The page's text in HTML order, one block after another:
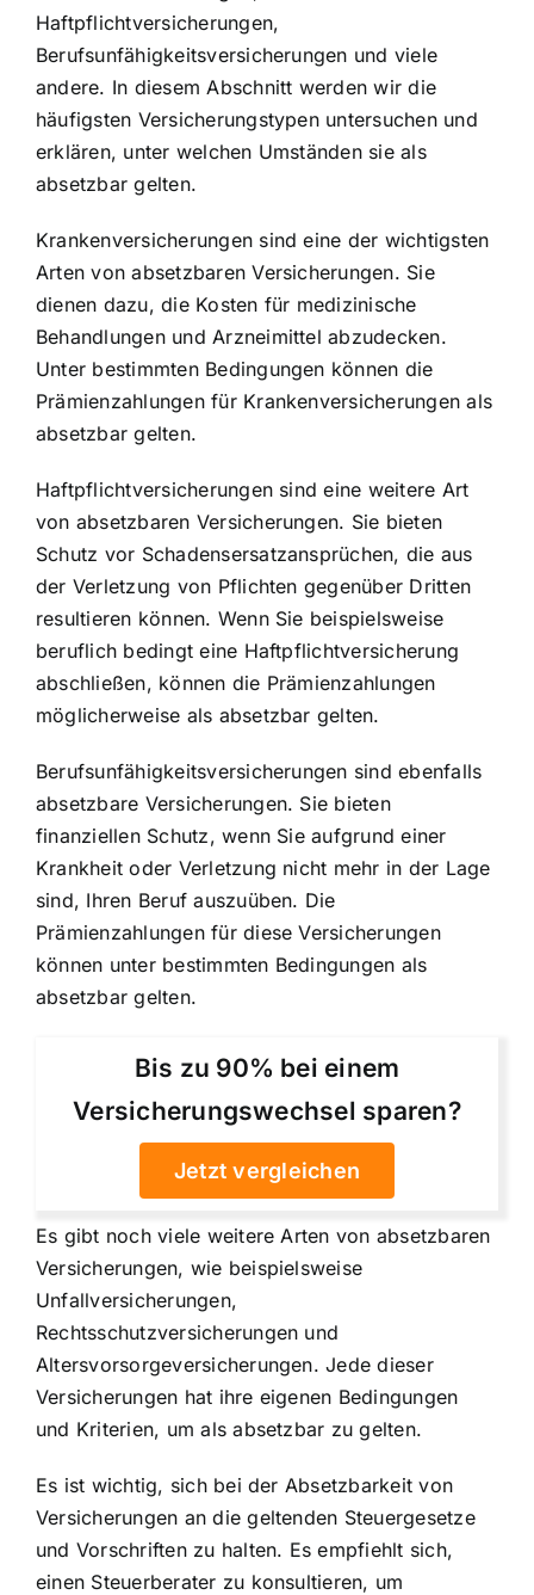
Haftpflichtversicherungen,
Berufsunfähigkeitsversicherungen und viele
andere. In diesem Abschnitt werden wir die
häufigsten Versicherungstypen untersuchen und
erklären, unter welchen Umständen sie als
absetzbar gelten.
Krankenversicherungen sind eine der wichtigsten
Arten von absetzbaren Versicherungen. Sie
dienen dazu, die Kosten für medizinische
Behandlungen und Arzneimittel abzudecken.
Unter bestimmten Bedingungen können die
Prämienzahlungen für Krankenversicherungen als
absetzbar gelten.
Haftpflichtversicherungen sind eine weitere Art
von absetzbaren Versicherungen. Sie bieten
Schutz vor Schadensersatzansprüchen, die aus
der Verletzung von Pflichten gegenüber Dritten
resultieren können. Wenn Sie beispielsweise
beruflich bedingt eine Haftpflichtversicherung
abschließen, können die Prämienzahlungen
möglicherweise als absetzbar gelten.
Berufsunfähigkeitsversicherungen sind ebenfalls
absetzbare Versicherungen. Sie bieten
finanziellen Schutz, wenn Sie aufgrund einer
Krankheit oder Verletzung nicht mehr in der Lage
sind, Ihren Beruf auszuüben. Die
Prämienzahlungen für diese Versicherungen
können unter bestimmten Bedingungen als
absetzbar gelten.
Bis zu 90% bei einem
Versicherungswechsel sparen?
Jetzt vergleichen
Es gibt noch viele weitere Arten von absetzbaren
Versicherungen, wie beispielsweise
Unfallversicherungen,
Rechtsschutzversicherungen und
Altersvorsorgeversicherungen. Jede dieser
Versicherungen hat ihre eigenen Bedingungen
und Kriterien, um als absetzbar zu gelten.
Es ist wichtig, sich bei der Absetzbarkeit von
Versicherungen an die geltenden Steuergesetze
und Vorschriften zu halten. Es empfiehlt sich,
einen Steuerberater zu konsultieren, um